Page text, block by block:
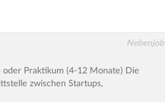
Nebenjob
Praktikum (4-12 Monate) Die
zwischen Startups,